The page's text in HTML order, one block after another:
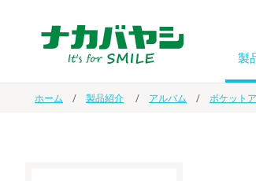
製
ホーム 製品紹介 アルバム ポケット